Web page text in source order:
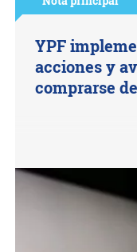
YPF
acciones y
comprarse